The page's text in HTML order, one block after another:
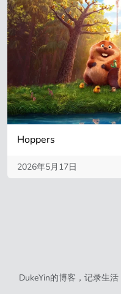
Hoppers
2026年5月17日
DukeYin的博客，记录生